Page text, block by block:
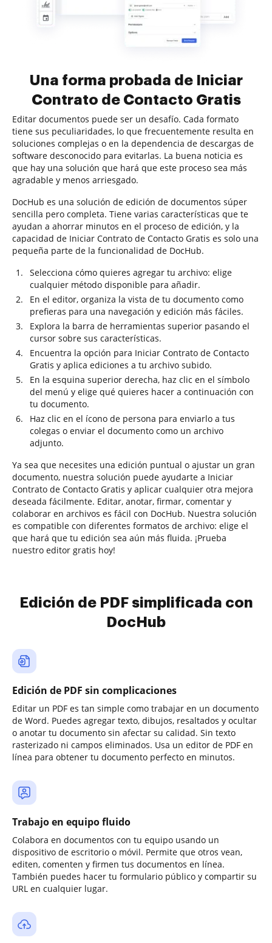
Una forma probada de Iniciar
Contrato de Contacto Gratis
Editar documentos puede ser un desafío. Cada formato
tiene sus peculiaridades, lo que frecuentemente resulta en
soluciones complejas o en la dependencia de descargas de
software desconocido para evitarlas. La buena noticia es
que hay una solución que hará que este proceso sea más
agradable y menos arriesgado.
DocHub es una solución de edición de documentos súper
sencilla pero completa. Tiene varias características que te
ayudan a ahorrar minutos en el proceso de edición, y la
capacidad de Iniciar Contrato de Contacto Gratis es solo una
pequeña parte de la funcionalidad de DocHub.
Selecciona cómo quieres agregar tu archivo: elige
cualquier método disponible para añadir.
En el editor, organiza la vista de tu documento como
prefieras para una navegación y edición más fáciles.
Explora la barra de herramientas superior pasando el
cursor sobre sus características.
Encuentra la opción para Iniciar Contrato de Contacto
Gratis y aplica ediciones a tu archivo subido.
En la esquina superior derecha, haz clic en el símbolo
del menú y elige qué quieres hacer a continuación con
tu documento.
Haz clic en el ícono de persona para enviarlo a tus
colegas o enviar el documento como un archivo
adjunto.
Ya sea que necesites una edición puntual o ajustar un gran
documento, nuestra solución puede ayudarte a Iniciar
Contrato de Contacto Gratis y aplicar cualquier otra mejora
deseada fácilmente. Editar, anotar, firmar, comentar y
colaborar en archivos es fácil con DocHub. Nuestra solución
es compatible con diferentes formatos de archivo: elige el
que hará que tu edición sea aún más fluida. ¡Prueba
nuestro editor gratis hoy!
Edición de PDF simplificada con
DocHub
Edición de PDF sin complicaciones
Editar un PDF es tan simple como trabajar en un documento
de Word. Puedes agregar texto, dibujos, resaltados y ocultar
o anotar tu documento sin afectar su calidad. Sin texto
rasterizado ni campos eliminados. Usa un editor de PDF en
línea para obtener tu documento perfecto en minutos.
Trabajo en equipo fluido
Colabora en documentos con tu equipo usando un
dispositivo de escritorio o móvil. Permite que otros vean,
editen, comenten y firmen tus documentos en línea.
También puedes hacer tu formulario público y compartir su
URL en cualquier lugar.